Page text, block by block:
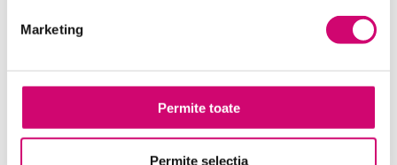
Marketing
Permite toate
Permite selecția
Microsoft Office
Project Management
Resurse Umane
Serviciul clienți